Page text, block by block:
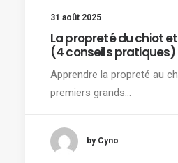
31 août 2025
La propreté du chiot
(4 conseils pratiques)
Apprendre la propreté au
premiers grands…
by Cyno